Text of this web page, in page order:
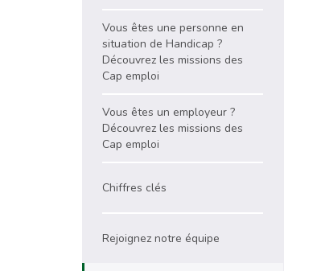
Vous êtes une personne en
situation de Handicap ?
Découvrez les missions des
Cap emploi
Vous êtes un employeur ?
Découvrez les missions des
Cap emploi
Chiffres clés
Rejoignez notre équipe